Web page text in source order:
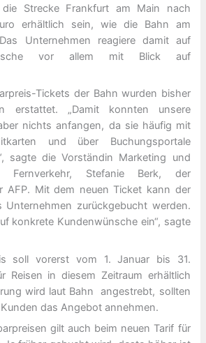
die Strecke Frankfurt am Main nach
erhältlich sein, wie die Bahn am
Unternehmen reagiere damit auf
vor allem mit Blick auf
Tickets der Bahn wurden bisher
erstattet. „Damit konnten unsere
nichts anfangen, da sie häufig mit
und über Buchungsportale
sagte die Vorständin Marketing und
Stefanie Berk, der
AFP. Mit dem neuen Ticket kann der
Unternehmen zurückgebucht werden.
konkrete Kundenwünsche ein“, sagte
soll vorerst vom 1. Januar bis 31.
Reisen in diesem Zeitraum erhältlich
wird laut Bahn angestrebt, sollten
das Angebot annehmen.
gilt auch beim neuen Tarif für